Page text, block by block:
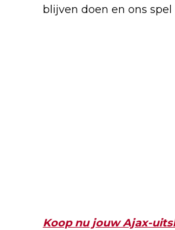
blijven doen en ons
Koop nu jouw Ajax-